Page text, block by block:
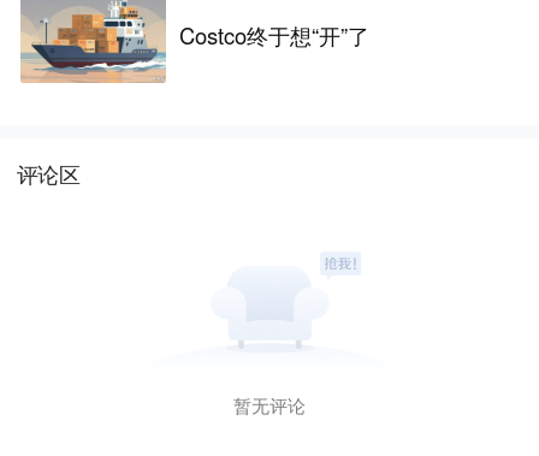
Costco终于想“开”了
评论区
暂无评论